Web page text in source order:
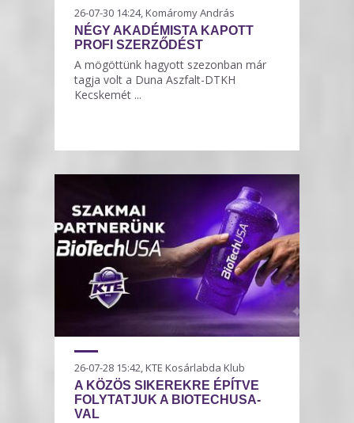
26-07-30 14:24, Komáromy András
NÉGY AKADÉMISTA KAPOTT
PROFI SZERZŐDÉST
A mögöttünk hagyott szezonban már
tagja volt a Duna Aszfalt-DTKH
Kecskemét ...
26-07-28 15:42, KTE Kosárlabda Klub
A KÖZÖS SIKEREKRE ÉPÍTVE
FOLYTATJUK A BIOTECHUSA-
VAL